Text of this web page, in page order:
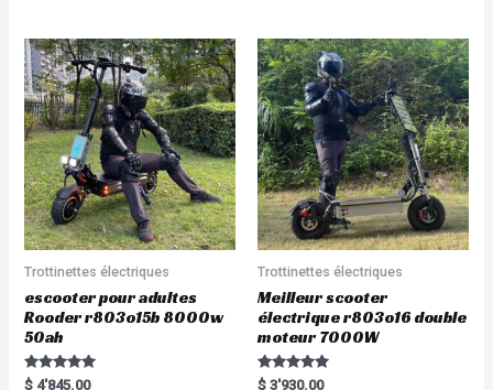
o
u
t
o
f
5
u
t
o
f
5
Trottinettes électriques
escooter pour adultes
Rooder r803o15b 8000w
50ah
Rated
$ 4'845.00
Trottinettes électriques
Meilleur scooter
électrique r803o16 double
moteur 7000W
Rated
$ 3'930.00